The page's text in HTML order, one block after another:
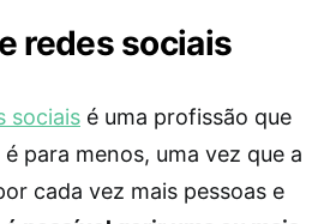
redes sociais
sociais é uma profissão que
para menos, uma vez que a
cada vez mais pessoas e